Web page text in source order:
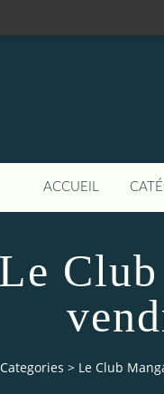
ACCUEIL
Le Club
Categories > Le Club